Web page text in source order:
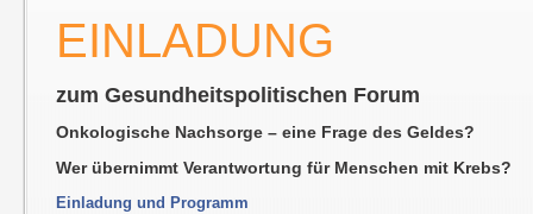
EINLADUNG
zum Gesundheitspolitischen Forum
Onkologische Nachsorge – eine Frage des Geldes?
Wer übernimmt Verantwortung für Menschen mit Krebs?
Einladung und Programm